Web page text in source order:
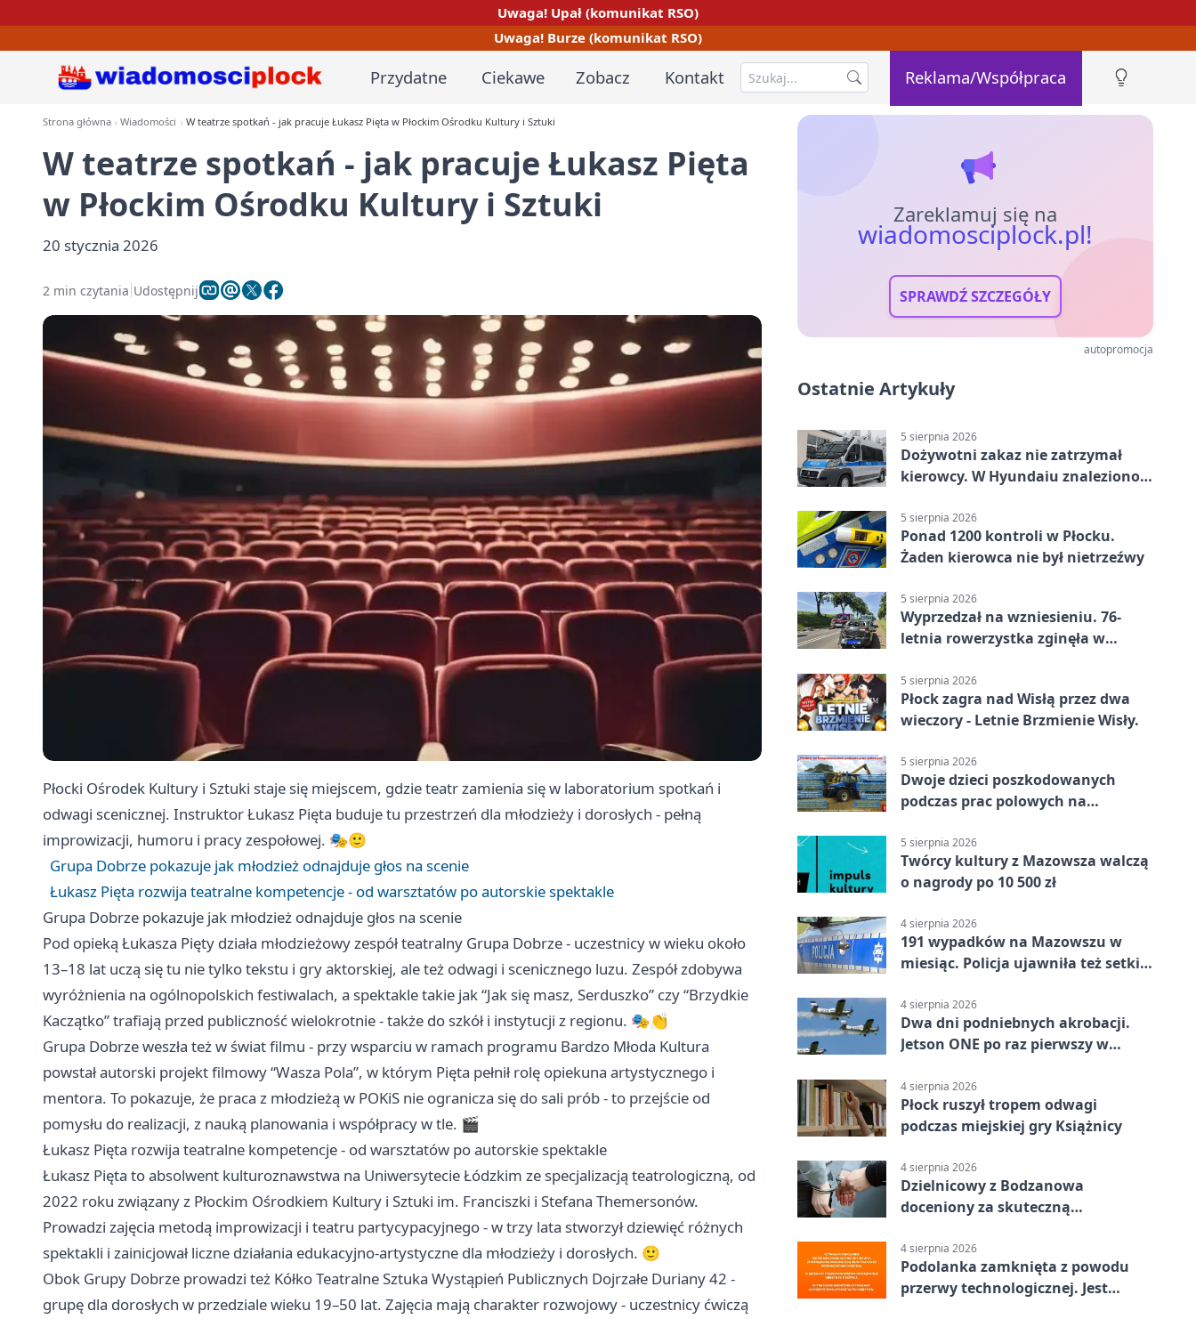
Uwaga! Upał (komunikat RSO)
Uwaga! Burze (komunikat RSO)
Przydatne Ciekawe Zobacz Kontakt Reklama/Współpraca
Strona główna Wiadomości W teatrze spotkań - jak pracuje Łukasz Pięta w Płockim Ośrodku Kultury i Sztuki
W teatrze spotkań - jak pracuje Łukasz Pięta
w Płockim Ośrodku Kultury i Sztuki
20 stycznia 2026
2 min czytania Udostępnij
Płocki Ośrodek Kultury i Sztuki staje się miejscem, gdzie teatr zamienia się w laboratorium spotkań i
odwagi scenicznej. Instruktor Łukasz Pięta buduje tu przestrzeń dla młodzieży i dorosłych - pełną
improwizacji, humoru i pracy zespołowej. 🎭🙂
Grupa Dobrze pokazuje jak młodzież odnajduje głos na scenie
Łukasz Pięta rozwija teatralne kompetencje - od warsztatów po autorskie spektakle
Grupa Dobrze pokazuje jak młodzież odnajduje głos na scenie
Pod opieką Łukasza Pięty działa młodzieżowy zespół teatralny Grupa Dobrze - uczestnicy w wieku około
13–18 lat uczą się tu nie tylko tekstu i gry aktorskiej, ale też odwagi i scenicznego luzu. Zespół zdobywa
wyróżnienia na ogólnopolskich festiwalach, a spektakle takie jak “Jak się masz, Serduszko” czy “Brzydkie
Kaczątko” trafiają przed publiczność wielokrotnie - także do szkół i instytucji z regionu. 🎭👏
Grupa Dobrze weszła też w świat filmu - przy wsparciu w ramach programu Bardzo Młoda Kultura
powstał autorski projekt filmowy “Wasza Pola”, w którym Pięta pełnił rolę opiekuna artystycznego i
mentora. To pokazuje, że praca z młodzieżą w POKiS nie ogranicza się do sali prób - to przejście od
pomysłu do realizacji, z nauką planowania i współpracy w tle. 🎬
Łukasz Pięta rozwija teatralne kompetencje - od warsztatów po autorskie spektakle
Łukasz Pięta to absolwent kulturoznawstwa na Uniwersytecie Łódzkim ze specjalizacją teatrologiczną, od
2022 roku związany z Płockim Ośrodkiem Kultury i Sztuki im. Franciszki i Stefana Themersonów.
Prowadzi zajęcia metodą improwizacji i teatru partycypacyjnego - w trzy lata stworzył dziewięć różnych
spektakli i zainicjował liczne działania edukacyjno-artystyczne dla młodzieży i dorosłych. 🙂
Obok Grupy Dobrze prowadzi też Kółko Teatralne Sztuka Wystąpień Publicznych Dojrzałe Duriany 42 -
grupę dla dorosłych w przedziale wieku 19–50 lat. Zajęcia mają charakter rozwojowy - uczestnicy ćwiczą
Zareklamuj się na
wiadomosciplock.pl!
SPRAWDŹ SZCZEGÓŁY
autopromocja
Ostatnie Artykuły
5 sierpnia 2026
Dożywotni zakaz nie zatrzymał
kierowcy. W Hyundaiu znaleziono
5 sierpnia 2026
Ponad 1200 kontroli w Płocku.
Żaden kierowca nie był nietrzeźwy
5 sierpnia 2026
Wyprzedzał na wzniesieniu. 76-
letnia rowerzystka zginęła w
5 sierpnia 2026
Płock zagra nad Wisłą przez dwa
wieczory - Letnie Brzmienie Wisły.
5 sierpnia 2026
Dwoje dzieci poszkodowanych
podczas prac polowych na
5 sierpnia 2026
Twórcy kultury z Mazowsza walczą
o nagrody po 10 500 zł
4 sierpnia 2026
191 wypadków na Mazowszu w
miesiąc. Policja ujawniła też setki
4 sierpnia 2026
Dwa dni podniebnych akrobacji.
Jetson ONE po raz pierwszy w
4 sierpnia 2026
Płock ruszył tropem odwagi
podczas miejskiej gry Książnicy
4 sierpnia 2026
Dzielnicowy z Bodzanowa
doceniony za skuteczną
4 sierpnia 2026
Podolanka zamknięta z powodu
przerwy technologicznej. Jest